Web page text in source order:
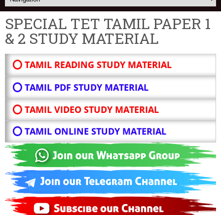
SPECIAL TET TAMIL PAPER 1
& 2 STUDY MATERIAL
⭕ TAMIL READING STUDY MATERIAL
⭕ TAMIL PDF STUDY MATERIAL
⭕ TAMIL VIDEO STUDY MATERIAL
⭕ TAMIL ONLINE STUDY MATERIAL